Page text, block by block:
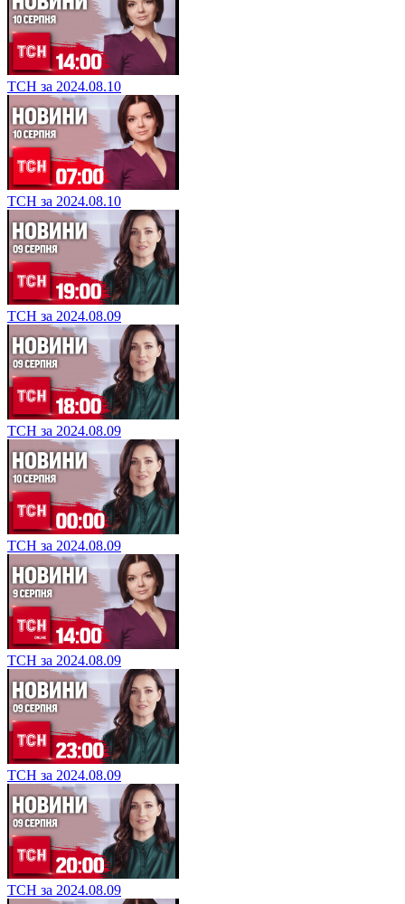
ТСН за 2024.08.10
ТСН за 2024.08.10
ТСН за 2024.08.09
ТСН за 2024.08.09
ТСН за 2024.08.09
ТСН за 2024.08.09
ТСН за 2024.08.09
ТСН за 2024.08.09